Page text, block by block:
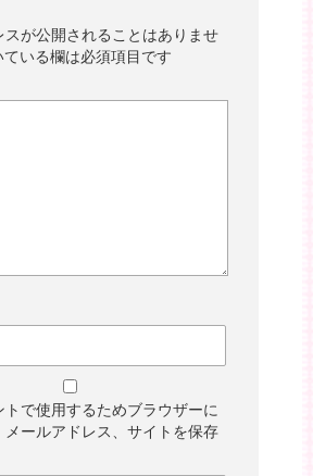
スが公開されることはありませ
ている欄は必須項目です
トで使用するためブラウザーに
メールアドレス、サイトを保存